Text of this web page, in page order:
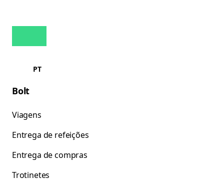
PT
Bolt
Viagens
Entrega de refeições
Entrega de compras
Trotinetes